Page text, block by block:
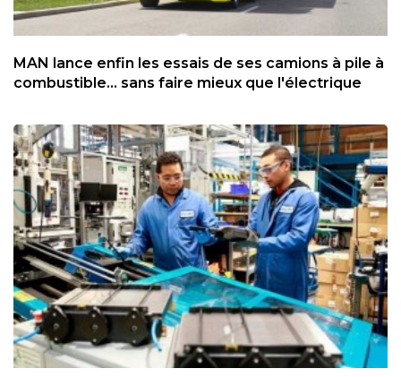
MAN lance enfin les essais de ses camions à pile à
combustible... sans faire mieux que l'électrique